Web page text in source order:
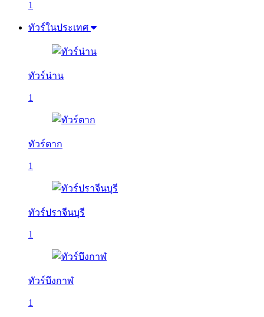
1
ทัวร์ในประเทศ
ทัวร์น่าน
1
ทัวร์ตาก
1
ทัวร์ปราจีนบุรี
1
ทัวร์บึงกาฬ
1